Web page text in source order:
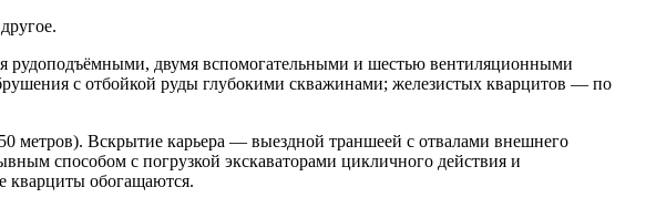
рудоподъёмными, двумя вспомогательными и шестью вентиляционными
с отбойкой руды глубокими скважинами; железистых кварцитов — по
метров). Вскрытие карьера — выездной траншеей с отвалами внешнего
способом с погрузкой экскаваторами цикличного действия и
кварциты обогащаются.